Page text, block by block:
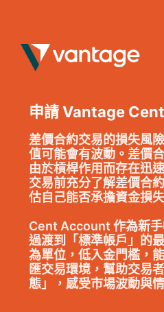
申請 Vantage
差價合約交易的損失風
值可能會有波動。差價
由於槓桿作用而存在迅
交易前充分了解差價合
估自己能否承擔資金損
Cent Account 作為新手
過渡到「標準帳戶」的
為單位，低入金門檻，
匯交易環境，幫助交易
態」，感受市場波動與